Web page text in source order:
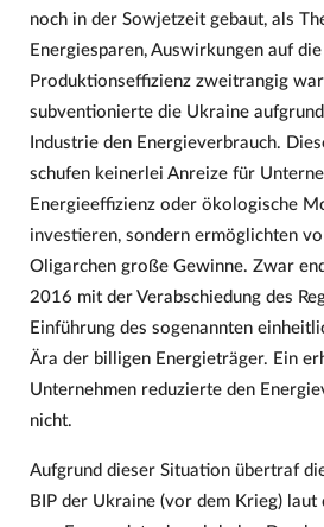
noch in der Sowjetzeit gebaut, als
Energiesparen, Auswirkungen auf
Produktionseffizienz zweitrangig
subventionierte die Ukraine
Industrie den Energieverbrauch.
schufen keinerlei Anreize für
Energieeffizienz oder ökologische
investieren, sondern ermöglichten
Oligarchen große Gewinne. Zwar
2016 mit der Verabschiedung des
Einführung des sogenannten
Ära der billigen Energieträger. Ein
Unternehmen reduzierte den
nicht.
Aufgrund dieser Situation übertraf
BIP der Ukraine (vor dem Krieg)